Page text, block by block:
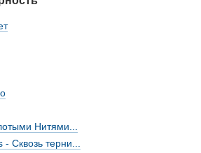
Нитями...
Сквозь терни...